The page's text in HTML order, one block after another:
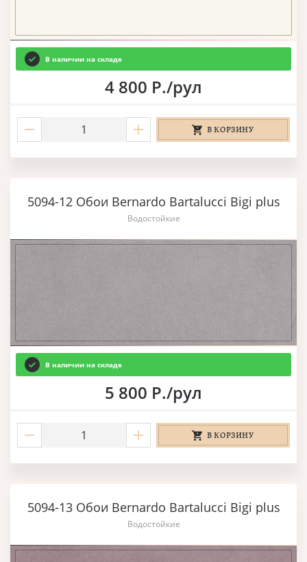
В наличии на складе
4 800 Р./рул
В КОРЗИНУ
5094-12 Обои Bernardo Bartalucci Bigi plus
Водостойкие
В наличии на складе
5 800 Р./рул
В КОРЗИНУ
5094-13 Обои Bernardo Bartalucci Bigi plus
Водостойкие